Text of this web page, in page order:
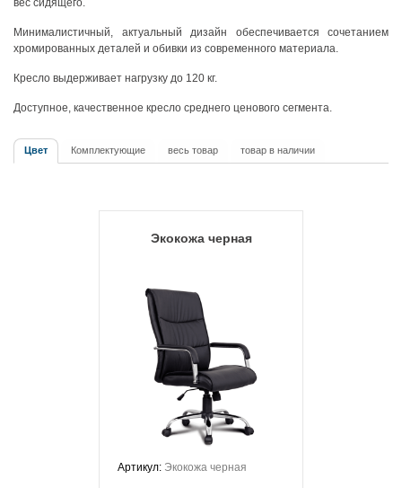
Минималистичный, актуальный дизайн обеспечивается сочетанием
хромированных деталей и обивки из современного материала.
Кресло выдерживает нагрузку до 120 кг.
Доступное, качественное кресло среднего ценового сегмента.
Цвет Комплектующие весь товар товар в наличии
Экокожа черная
Артикул: Экокожа черная